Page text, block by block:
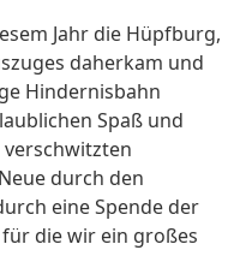
Jahr die Hüpfburg,
daherkam und
Hindernisbahn
Spaß und
durch den
eine Spende der
die wir ein großes